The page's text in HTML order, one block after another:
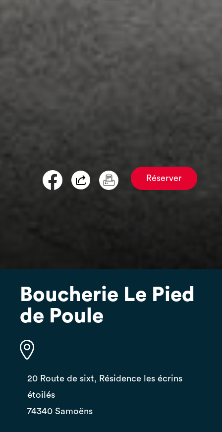
Réserver
Boucherie Le Pied
de Poule
20 Route de sixt, Résidence les écrins
étoilés
74340 Samoëns